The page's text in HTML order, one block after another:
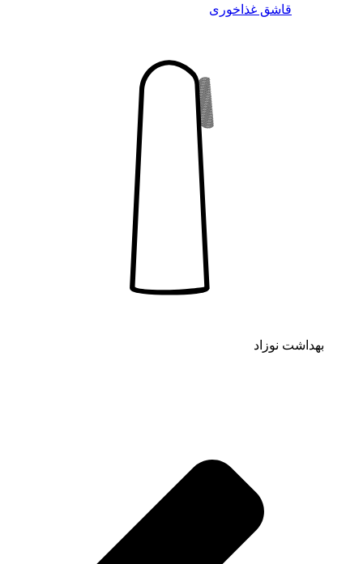
قاشق غذاخوری
بهداشت نوزاد